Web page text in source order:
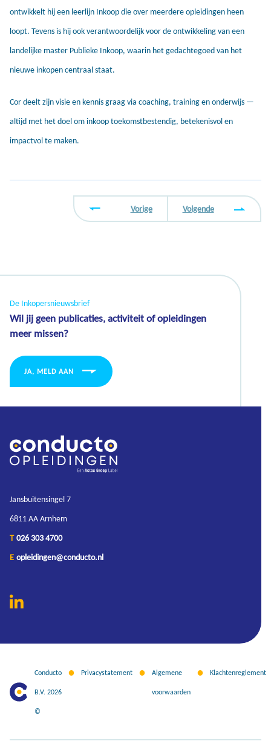
ontwikkelt hij een leerlijn Inkoop die over meerdere opleidingen heen
loopt. Tevens is hij ook verantwoordelijk voor de ontwikkeling van een
landelijke master Publieke Inkoop, waarin het gedachtegoed van het
nieuwe inkopen centraal staat.
Cor deelt zijn visie en kennis graag via coaching, training en onderwijs —
altijd met het doel om inkoop toekomstbestendig, betekenisvol en
impactvol te maken.
Vorige Volgende
De Inkopersnieuwsbrief
Wil jij geen publicaties, activiteit of opleidingen
meer missen?
JA, MELD AAN
Jansbuitensingel 7
6811 AA Arnhem
T 026 303 4700
E opleidingen@conducto.nl
Conducto
B.V. 2026
©
Privacystatement Algemene
voorwaarden
Klachtenreglement